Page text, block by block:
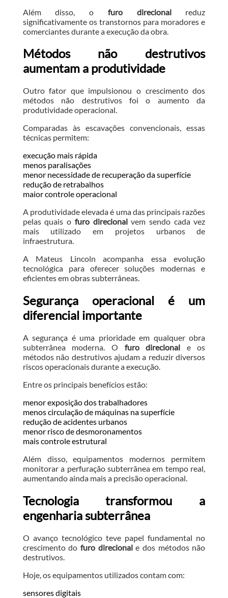
Além disso, o furo direcionalreduz
significativamente os transtornos para moradores e
comerciantes durante a execução da obra.
Métodos não destrutivos
aumentam a produtividade
Outro fator que impulsionou o crescimento dos
métodos não destrutivos foi o aumento da
produtividade operacional.
Comparadas às escavações convencionais, essas
técnicas permitem:
execução mais rápida
menos paralisações
menor necessidade de recuperação da superfície
redução de retrabalhos
maior controle operacional
A produtividade elevada é uma das principais razões
pelas quais o furo direcionalvem sendo cada vez
mais utilizado em projetos urbanos de
infraestrutura.
A Mateus Lincoln acompanha essa evolução
tecnológica para oferecer soluções modernas e
eficientes em obras subterrâneas.
Segurança operacional é um
diferencial importante
A segurança é uma prioridade em qualquer obra
subterrânea moderna. O furo direcional e os
métodos não destrutivos ajudam a reduzir diversos
riscos operacionais durante a execução.
Entre os principais benefícios estão:
menor exposição dos trabalhadores
menos circulação de máquinas na superfície
redução de acidentes urbanos
menor risco de desmoronamentos
mais controle estrutural
Além disso, equipamentos modernos permitem
monitorar a perfuração subterrânea em tempo real,
aumentando ainda mais a precisão operacional.
Tecnologia transformou a
engenharia subterrânea
O avanço tecnológico teve papel fundamental no
crescimento do furo direcionale dos métodos não
destrutivos.
Hoje, os equipamentos utilizados contam com:
sensores digitais